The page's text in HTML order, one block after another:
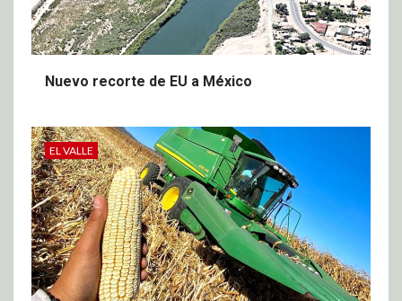
Nuevo recorte de EU a México
EL VALLE